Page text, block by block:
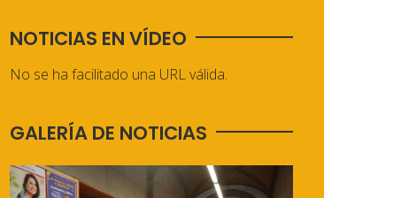
NOTICIAS EN VÍDEO
No se ha facilitado una URL válida.
GALERÍA DE NOTICIAS